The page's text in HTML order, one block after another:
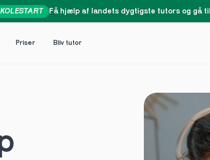
Priser Bliv tutor
Få hjælp af landets dygtigste tutors og gå